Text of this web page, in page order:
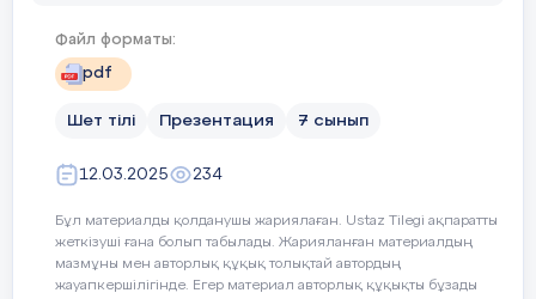
Файл форматы:
pdf
Шет тілі Презентация 7 сынып
12.03.2025 234
Бұл материалды қолданушы жариялаған. Ustaz Tilegi ақпаратты
жеткізуші ғана болып табылады. Жарияланған материалдың
мазмұны мен авторлық құқық толықтай автордың
жауапкершілігінде. Егер материал авторлық құқықты бұзады